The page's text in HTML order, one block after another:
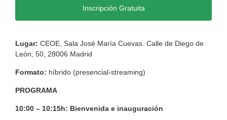
Inscripción Gratuita
Lugar: CEOE, Sala José María Cuevas. Calle de Diego de
León, 50, 28006 Madrid
Formato: híbrido (presencial-streaming)
PROGRAMA
10:00 – 10:15h: Bienvenida e inauguración